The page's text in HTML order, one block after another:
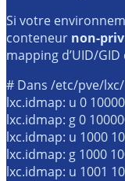
Si votre
conteneur non-
mapping d’UID/
# Dans /etc/pve/
lxc.idmap: u 0
lxc.idmap: g 0
lxc.idmap: u 1000
lxc.idmap: g 1000
lxc.idmap: u 1001